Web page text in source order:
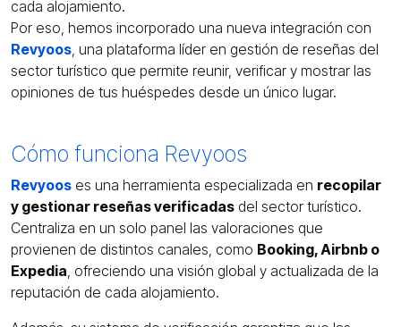
cada alojamiento.
Por eso, hemos incorporado una nueva integración con
Revyoos , una plataforma líder en gestión de reseñas del
sector turístico que permite reunir, verificar y mostrar las
opiniones de tus huéspedes desde un único lugar.
Cómo funciona Revyoos
Revyoos es una herramienta especializada en recopilar
y gestionar reseñas verificadas del sector turístico.
Centraliza en un solo panel las valoraciones que
provienen de distintos canales, como Booking, Airbnb o
Expedia , ofreciendo una visión global y actualizada de la
reputación de cada alojamiento.